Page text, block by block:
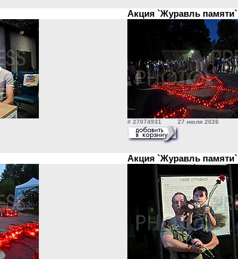
Акция `Журавль памяти`
# 27074931 27 июля 2026
Акция `Журавль памяти`